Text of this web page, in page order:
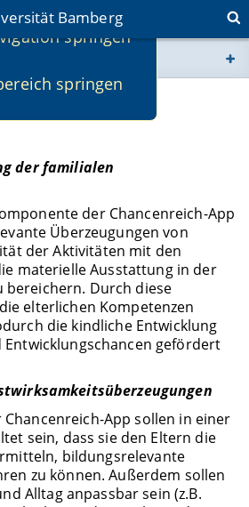
springen
springen
Bamberg
bamberg.de
bamberg.de
DIGIFam
der familialen
der Chancenreich-App
Überzeugungen von
der Aktivitäten mit den
materielle Ausstattung in der
bereichern. Durch diese
elterlichen Kompetenzen
die kindliche Entwicklung
gefördert
App sollen in einer
sein, dass sie den Eltern die
bildungsrelevante
zu können. Außerdem sollen
Alltag anpassbar sein (z.B.